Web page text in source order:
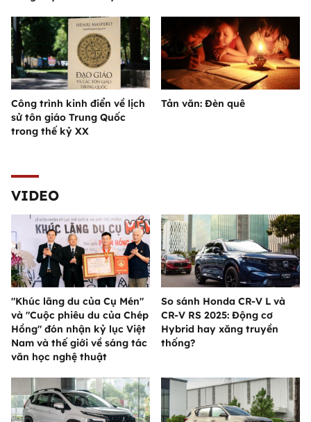
Công trình kinh điển về lịch
sử tôn giáo Trung Quốc
trong thế kỷ XX
Tản văn: Đèn quê
VIDEO
"Khúc lãng du của Cụ Mén"
và "Cuộc phiêu du của Chép
Hồng" đón nhận kỷ lục Việt
Nam và thế giới về sáng tác
văn học nghệ thuật
So sánh Honda CR-V L và
CR-V RS 2025: Động cơ
Hybrid hay xăng truyền
thống?